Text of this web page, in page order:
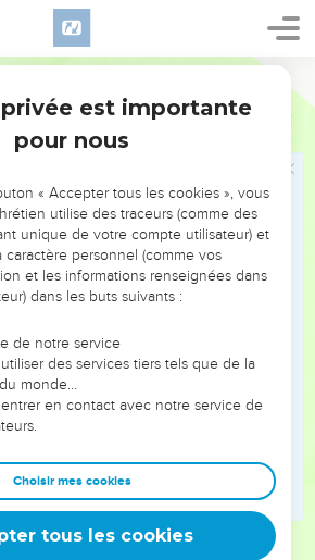
enlève les péchés
choses qui représentaient celles qui
purifiées par de telles choses, mais
par des sacrifices plus excellents
entré dans les lieux Saints faits de
correspondantes aux vrais, mais
afin de comparaître maintenant
de Dieu.
entre dans les lieux Saints chaque
;
fallu qu'il eût souffert plusieurs fois
monde) mais maintenant en la
il a paru une seule fois pour
le sacrifice de soi-même.
aux hommes de mourir une seule
le jugement.
est importante
pour nous
« Accepter tous les cookies », vous
utilise des traceurs (comme des
unique de votre compte utilisateur) et
caractère personnel (comme vos
et les informations renseignées dans
dans les buts suivants :
de notre service
des services tiers tels que de la
monde…
en contact avec notre service de
Choisir mes cookies
tous les cookies